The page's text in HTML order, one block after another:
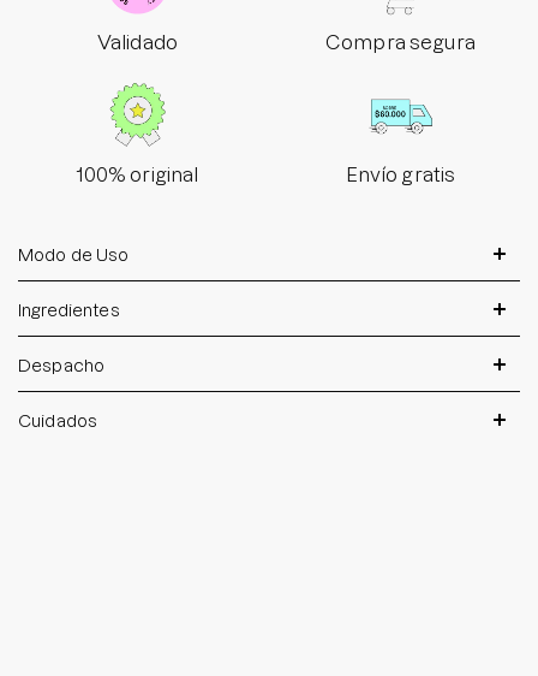
Validado Compra segura
100% original Envío gratis
Modo de Uso
Ingredientes
Despacho
Cuidados